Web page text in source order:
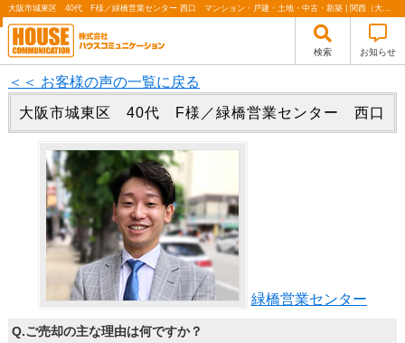
大阪市城東区 40代 F様／緑橋営業センター 西口 マンション・戸建・土地・中古・新築 | 関西（大阪・北摂・神戸）・関東（東京）で不動産の購入・売却、注文住宅、リノベーションの事なら株式会社ハウスコミュニケーション
検索 お知らせ
＜＜ お客様の声の一覧に戻る
大阪市城東区 40代 F様／緑橋営業センター 西口
緑橋営業センター
Q.ご売却の主な理由は何ですか？